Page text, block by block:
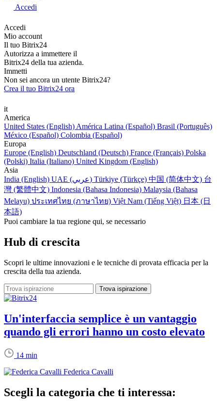
Accedi
Accedi
Mio account
Il tuo Bitrix24
Autorizza a immettere il
Bitrix24 della tua azienda.
Immetti
Non sei ancora un utente Bitrix24?
Crea il tuo Bitrix24 ora
it
America
United States (English) América Latina (Español) Brasil (Português)
México (Español) Colombia (Español)
Europa
Europe (English) Deutschland (Deutsch) France (Français) Polska
(Polski) Italia (Italiano) United Kingdom (English)
Asia
India (English)
UAE (عربي) Türkiye (Türkçe) 中国 (简体中文) 台
灣 (繁體中文) Indonesia (Bahasa Indonesia) Malaysia (Bahasa
Melayu) ประเทศไทย (ภาษาไทย) Việt Nam (Tiếng Việt) 日本 (日
本語)
Puoi cambiare la tua regione qui, se necessario
Hub di crescita
Scopri le ultime innovazioni e le tecniche di provata efficacia per la
crescita della tua azienda.
Un'interfaccia semplice è un vantaggio
quando gli errori hanno un costo elevato
14 min
Federica Cavalli
Scegli la categoria che ti interessa: